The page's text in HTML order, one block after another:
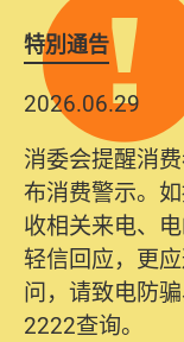
特別通告
2026.06.29
消委会提醒消
布消费警示。
收相关来电、
轻信回应，更
问，请致电防
2222查询。